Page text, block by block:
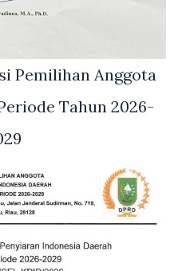
Pemilihan Anggota
Tahun 2026-